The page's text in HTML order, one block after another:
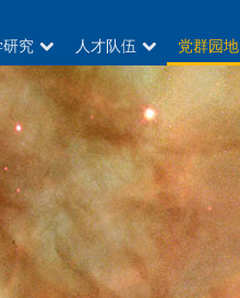
研究 人才队伍 党群园地